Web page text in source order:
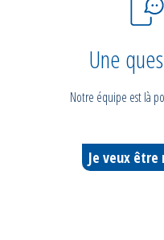
Une
Notre équipe est là
Je veux être